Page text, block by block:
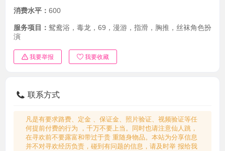
消费水平： 600
服务项目： 鸳鸯浴，毒龙，69，漫游，指滑，胸推，丝袜角色扮
演
我要举报 我要收藏
联系方式
凡是有要求路费、定金 、保证金、照片验证、视频验证等任
何提前付费的行为 ，千万不要上当。同时也请注意仙人跳，
在寻欢前不要露富和带过于贵 重随身物品。本站为分享信息
并不对寻欢经历负责，碰到有问题的信息，请及时举 报给我